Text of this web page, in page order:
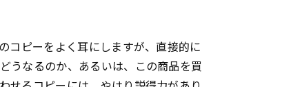
コピーをよく耳にしますが、直接的に
うなるのか、あるいは、この商品を買